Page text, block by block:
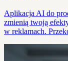
Aplikacja AI do
zmienią twoją
w reklamach.